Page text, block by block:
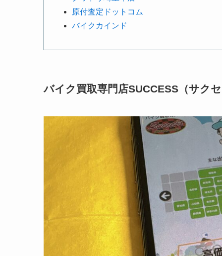
原付査定ドットコム
バイクカインド
バイク買取専門店SUCCESS（サク